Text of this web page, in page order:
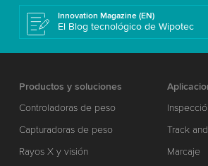
Innovation Magazine (EN)
El Blog tecnológico de Wipotec
Productos y soluciones
Controladoras de peso
Capturadoras de peso
Rayos X y visión
Track
Marcaje